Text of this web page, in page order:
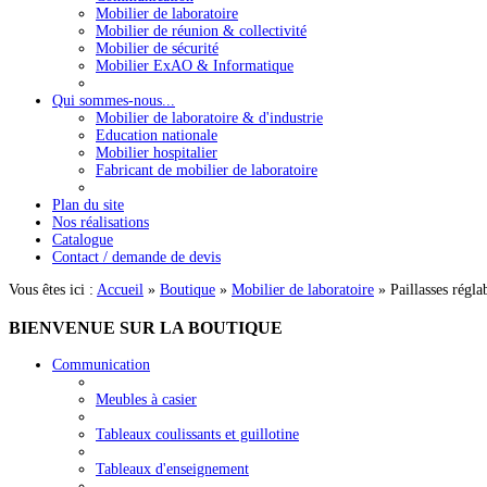
Mobilier de laboratoire
Mobilier de réunion & collectivité
Mobilier de sécurité
Mobilier ExAO & Informatique
Qui sommes-nous...
Mobilier de laboratoire & d'industrie
Education nationale
Mobilier hospitalier
Fabricant de mobilier de laboratoire
Plan du site
Nos réalisations
Catalogue
Contact / demande de devis
Vous êtes ici : Accueil » Boutique » Mobilier de laboratoire » Paillasses
BIENVENUE SUR LA BOUTIQUE
Communication
Meubles à casier
Tableaux coulissants et guillotine
Tableaux d'enseignement